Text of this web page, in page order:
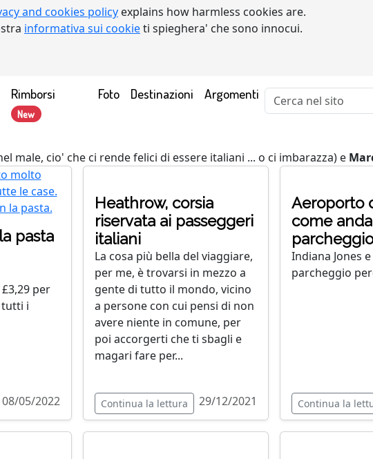
and cookies policy explains how harmless cookies are.
informativa sui cookieti spieghera' che sono innocui.
Rimborsi
New
Foto Destinazioni Argomenti
male, cio' che ci rende felici di essere italiani ... o ci imbarazza) e
pasta
per
i
08/05/2022
Heathrow, corsia
riservata ai passeggeri
italiani
La cosa più bella del viaggiare,
per me, è trovarsi in mezzo a
gente di tutto il mondo, vicino
a persone con cui pensi di non
avere niente in comune, per
poi accorgerti che ti sbagli e
magari fare per...
Continua la lettura 29/12/2021
Aeroporto
come
Indiana Jones
parcheggio
Continua la